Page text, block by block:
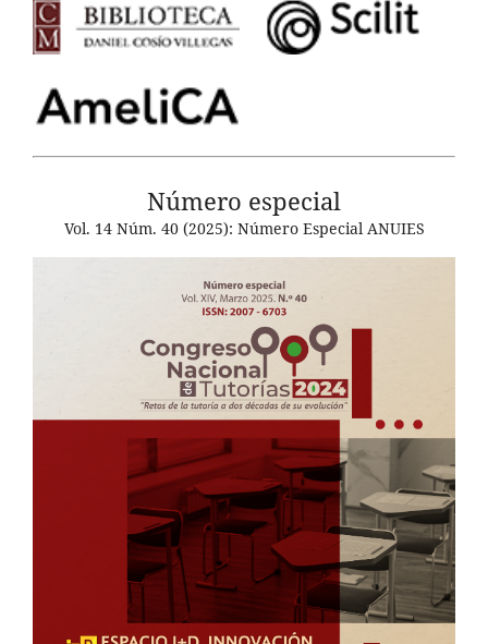
Número especial
Vol. 14 Núm. 40 (2025): Número Especial ANUIES